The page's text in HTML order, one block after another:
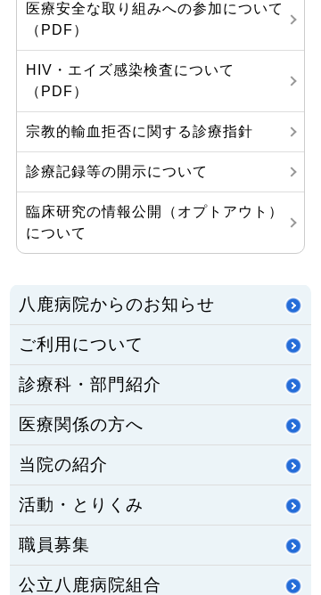
医療安全な取り組みへの参加について
（PDF）
HIV・エイズ感染検査について
（PDF）
宗教的輸血拒否に関する診療指針
診療記録等の開示について
臨床研究の情報公開（オプトアウト）
について
八鹿病院からのお知らせ
ご利用について
診療科・部門紹介
医療関係の方へ
当院の紹介
活動・とりくみ
職員募集
公立八鹿病院組合